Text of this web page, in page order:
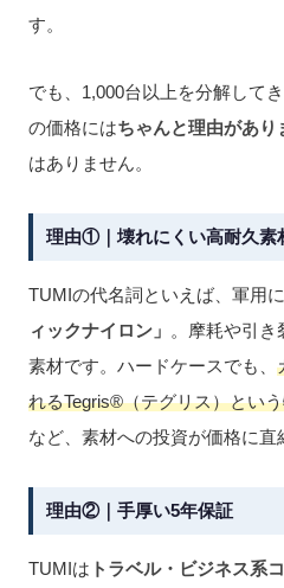
す。
でも、1,000台以上を分解して
の価格にはちゃんと理由があり
はありません。
理由①｜壊れにくい高耐久素
TUMIの代名詞といえば、軍用
ィックナイロン」 。摩耗や引き
素材です。ハードケースでも、
れるTegris®（テグリス）とい
など、素材への投資が価格に直
理由②｜手厚い5年保証
TUMIは トラベル・ビジネス系